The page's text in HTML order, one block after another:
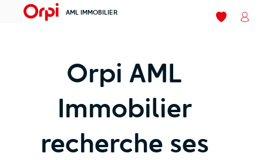
menu AML IMMOBILIER Mes
Orpi AML
Immobilier
recherche ses